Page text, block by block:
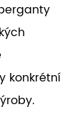
konkrétní